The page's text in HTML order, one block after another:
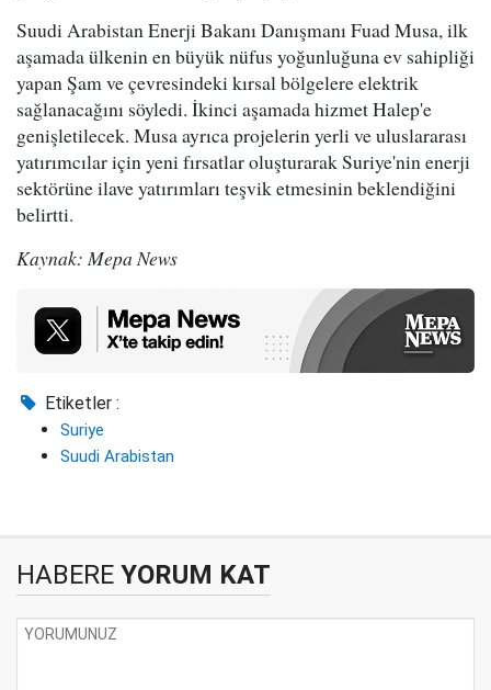
Suudi Arabistan Enerji Bakanı Danışmanı Fuad Musa, ilk
aşamada ülkenin en büyük nüfus yoğunluğuna ev sahipliği
yapan Şam ve çevresindeki kırsal bölgelere elektrik
sağlanacağını söyledi. İkinci aşamada hizmet Halep'e
genişletilecek. Musa ayrıca projelerin yerli ve uluslararası
yatırımcılar için yeni fırsatlar oluşturarak Suriye'nin enerji
sektörüne ilave yatırımları teşvik etmesinin beklendiğini
belirtti.
Kaynak: Mepa News
Etiketler :
Suriye
Suudi Arabistan
HABERE YORUM KAT